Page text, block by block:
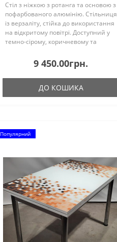
Стіл з ніжкою з ротанга та основою з
пофарбованого алюмінію. Стільниця
із верзаліту, стійка до використання
на відкритому повітрі. Доступний у
темно-сірому, коричневому та
9 450.00грн.
ДО КОШИКА
Популярний